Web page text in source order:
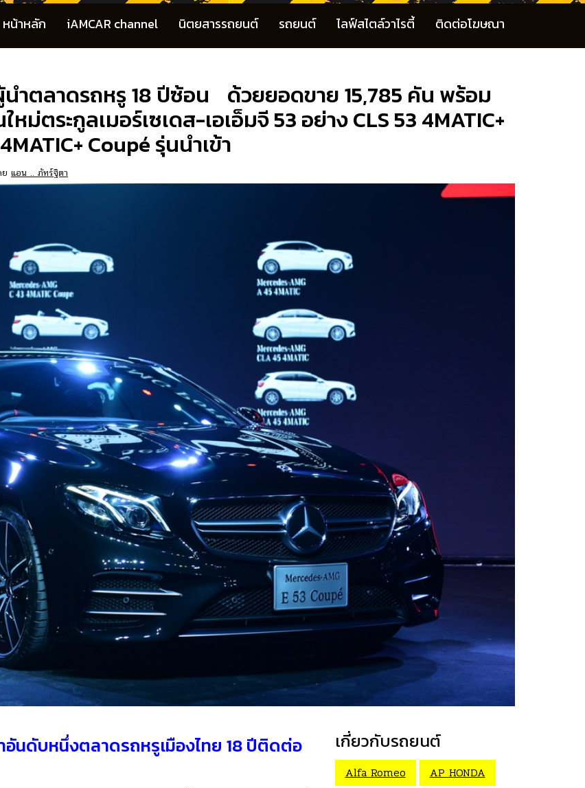
หน้าหลัก iAMCAR channel นิตยสารรถยนต์ รถยนต์ ไลฟ์สไตล์วาไรตี้ ติดต่อโฆษณา
นำตลาดรถหรู 18 ปีซ้อน ด้วยยอดขาย 15,785 คัน พร้อม
ตระกูลเมอร์เซเดส-เอเอ็มจี 53 อย่าง CLS 53 4MATIC+
Coupé รุ่นนำเข้า
แอน .. ภัทร์ฐิตา
อันดับหนึ่งตลาดรถหรูเมืองไทย 18ปีติดต่อ
เกี่ยวกับรถยนต์
Alfa Romeo
AP HONDA